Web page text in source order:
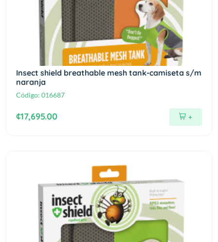
Insect shield breathable mesh tank-camiseta s/m
naranja
Código: 016687
¢17,695.00 +